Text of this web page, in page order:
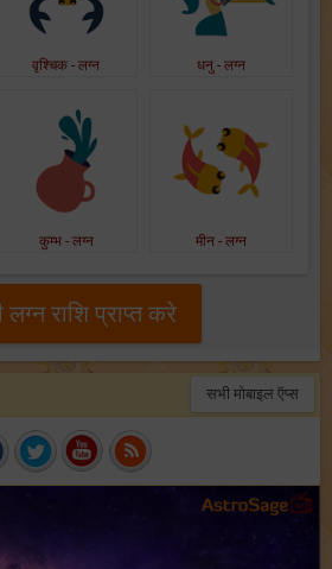
वृश्चिक - लग्न धनु - लग्न
कुम्भ - लग्न मीन - लग्न
लग्न राशि प्राप्त करे
सभी मोबाइल ऍप्स